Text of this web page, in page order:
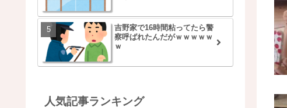
吉野家で16時間粘ってたら警
察呼ばれたんだがｗｗｗｗｗ
ｗ
人気記事ランキング